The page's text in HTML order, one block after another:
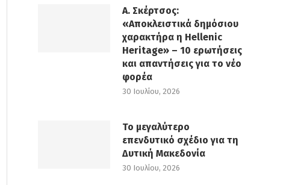
Α. Σκέρτσος:
«Αποκλειστικά δημόσιου
χαρακτήρα η Hellenic
Heritage» – 10 ερωτήσεις
και απαντήσεις για το νέο
φορέα
30 Ιουλίου, 2026
Το μεγαλύτερο
επενδυτικό σχέδιο για τη
Δυτική Μακεδονία
30 Ιουλίου, 2026